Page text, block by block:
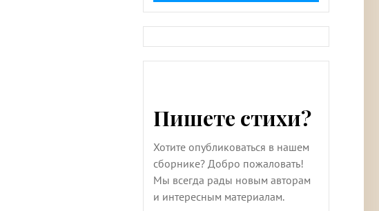
Пишете стихи?
Хотите опубликоваться в нашем
сборнике? Добро пожаловать!
Мы всегда рады новым авторам
и интересным материалам.